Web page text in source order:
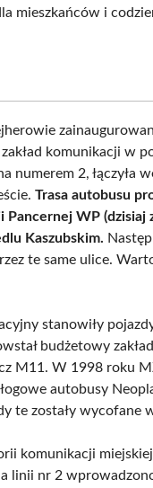
mieszkańców i
komunikacji w
numerem 2, łączyła
Trasa autobusu
WP (dzisiaj
Kaszubskim.
te same ulice.
stanowiły
budżetowy
M11. W 1998 roku
autobusy
te zostały wycofane
komunikacji
linii nr 2